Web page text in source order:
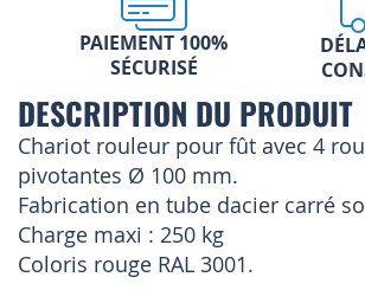
PAIEMENT 100%
SÉCURISÉ
DESCRIPTION DU PRODUIT
Chariot rouleur pour fût avec 4
pivotantes Ø 100 mm.
Fabrication en tube dacier carré
Charge maxi : 250 kg
Coloris rouge RAL 3001.